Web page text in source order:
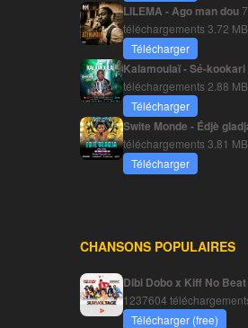
LILEMA - Ago man dou
téléchargements3.72 MB
Télécharger
Kalamoulaï - Sé-kookari
téléchargements 2.88 MB
Télécharger
Swite Monde - Édjè
téléchargements3.81 MB
Télécharger
CHANSONS POPULAIRES
Dibi Dobo x Kiff No
1237604
Télécharger (free)